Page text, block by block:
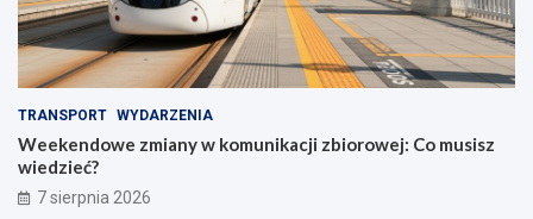
TRANSPORT WYDARZENIA
Weekendowe zmiany w komunikacji zbiorowej: Co musisz
wiedzieć?
7 sierpnia 2026